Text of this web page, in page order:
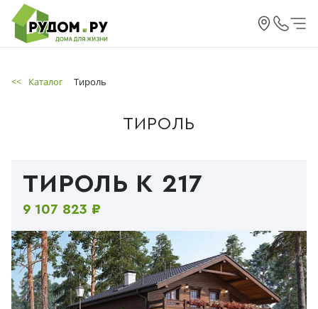
<< Каталог Тироль
ТИРОЛЬ
ТИРОЛЬ К 217
9 107 823 ₽